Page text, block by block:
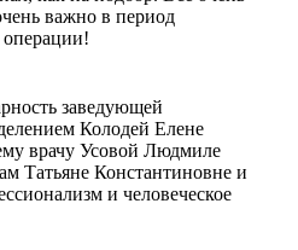
важно в период
операции!
заведующей
Колодей Елене
врачу Усовой Людмиле
Татьяне Константиновне и
и человеческое